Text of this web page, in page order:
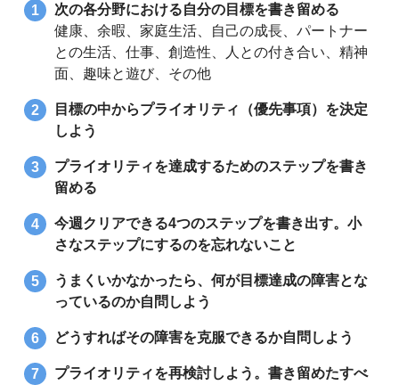
次の各分野における自分の目標を書き留める
健康、余暇、家庭生活、自己の成長、パートナー
との生活、仕事、創造性、人との付き合い、精神
面、趣味と遊び、その他
目標の中からプライオリティ（優先事項）を決定
しよう
プライオリティを達成するためのステップを書き
留める
今週クリアできる4つのステップを書き出す。小
さなステップにするのを忘れないこと
うまくいかなかったら、何が目標達成の障害とな
っているのか自問しよう
どうすればその障害を克服できるか自問しよう
プライオリティを再検討しよう。書き留めたすべ